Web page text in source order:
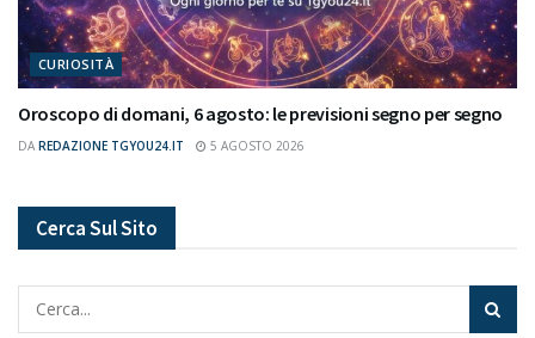
CURIOSITÀ
Oroscopo di domani, 6 agosto: le previsioni segno per segno
DA REDAZIONE TGYOU24.IT 5 AGOSTO 2026
Cerca Sul Sito